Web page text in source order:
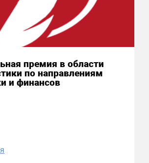
2026
премия в области
по направлениям
и финансов